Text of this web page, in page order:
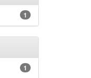
1
1